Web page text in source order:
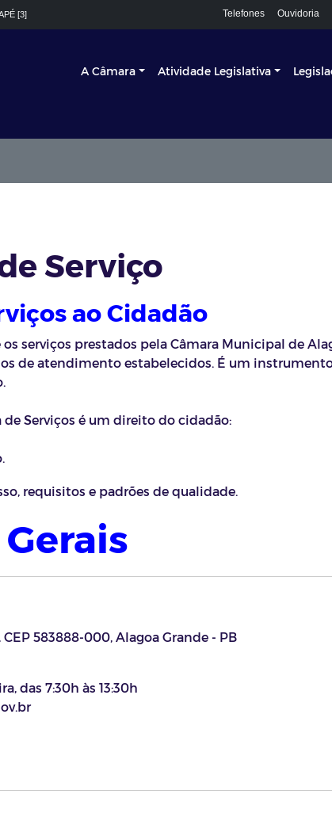
[3] Telefones Ouvidoria
A Câmara Atividade Legislativa
Serviço
ao Cidadão
serviços prestados pela Câmara Municipal de
de atendimento estabelecidos. É um
de Serviços é um direito do cidadão:
requisitos e padrões de qualidade.
583888-000, Alagoa Grande - PB
das 7:30h às 13:30h